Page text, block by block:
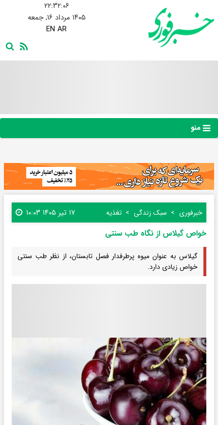
۲۲:۳۲:۰۷
۱۴۰۵ مرداد ۱۶, جمعه
EN AR
منو
خبرفوری سبک زندگی تغذیه ۱۷ تیر ۱۴۰۵ ۱۰:۰۳
خواص گیلاس از نگاه طب سنتی
گیلاس به عنوان میوه پرطرفدار فصل تابستان، از نظر طب سنتی
خواص زیادی دارد.